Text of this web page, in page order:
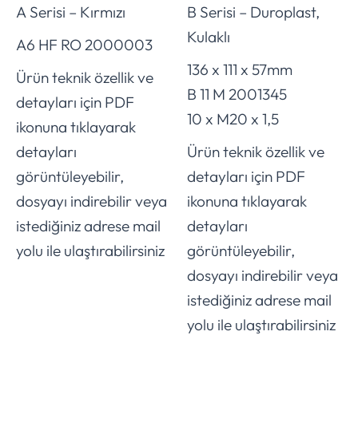
A Serisi – Kırmızı
A6 HF RO 2000003
Ürün teknik özellik ve
detayları için PDF
ikonuna tıklayarak
detayları
görüntüleyebilir,
dosyayı indirebilir veya
istediğiniz adrese mail
yolu ile ulaştırabilirsiniz
B Serisi – Duroplast,
Kulaklı
136 x 111 x 57mm
B 11 M 2001345
10 x M20 x 1,5
Ürün teknik özellik ve
detayları için PDF
ikonuna tıklayarak
detayları
görüntüleyebilir,
dosyayı indirebilir veya
istediğiniz adrese mail
yolu ile ulaştırabilirsiniz